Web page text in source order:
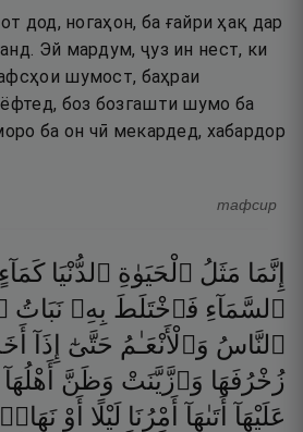
дод, ногаҳон, ба ғайри ҳақ дар
Эй мардум, ҷуз ин нест, ки
шумост, баҳраи
боз бозгашти шумо ба
ба он чӣ мекардед, хабардор
тафсир
إِنَّمَا مَثَلُ ٱلْحَيَوٰةِ ٱلدُّنْيَا كَمَآءٍ
ٱلسَّمَآءِ فَٱخْتَلَطَ بِهِۦ نَبَاتُ
ٱلنَّاسُ وَٱلْأَنْعَـٰمُ حَتَّىٰٓ إِذَآ
زُخْرُفَهَا وَٱزَّيَّنَتْ وَظَنَّ أَهْلُهَآ
عَلَيْهَآ أَتَىٰهَآ أَمْرُنَا لَيْلًا أَوْ